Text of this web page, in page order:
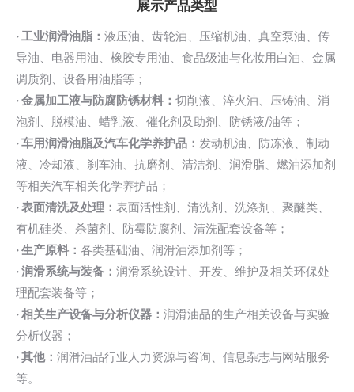
展示产品类型
· 工业润滑油脂： 液压油、齿轮油、压缩机油、真空泵油、传
导油、电器用油、橡胶专用油、食品级油与化妆用白油、金属
调质剂、设备用油脂等；
· 金属加工液与防腐防锈材料： 切削液、淬火油、压铸油、消
泡剂、脱模油、蜡乳液、催化剂及助剂、防锈液/油等；
· 车用润滑油脂及汽车化学养护品： 发动机油、防冻液、制动
液、冷却液、刹车油、抗磨剂、清洁剂、润滑脂、燃油添加剂
等相关汽车相关化学养护品；
· 表面清洗及处理： 表面活性剂、清洗剂、洗涤剂、聚醚类、
有机硅类、杀菌剂、防霉防腐剂、清洗配套设备等；
· 生产原料： 各类基础油、润滑油添加剂等；
· 润滑系统与装备： 润滑系统设计、开发、维护及相关环保处
理配套装备等；
· 相关生产设备与分析仪器： 润滑油品的生产相关设备与实验
分析仪器；
· 其他： 润滑油品行业人力资源与咨询、信息杂志与网站服务
等。